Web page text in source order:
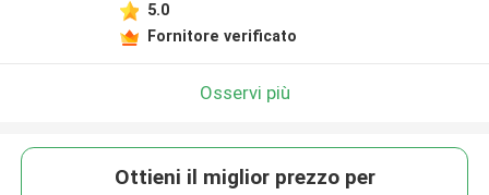
5.0
Fornitore verificato
Osservi più
Ottieni il miglior prezzo per